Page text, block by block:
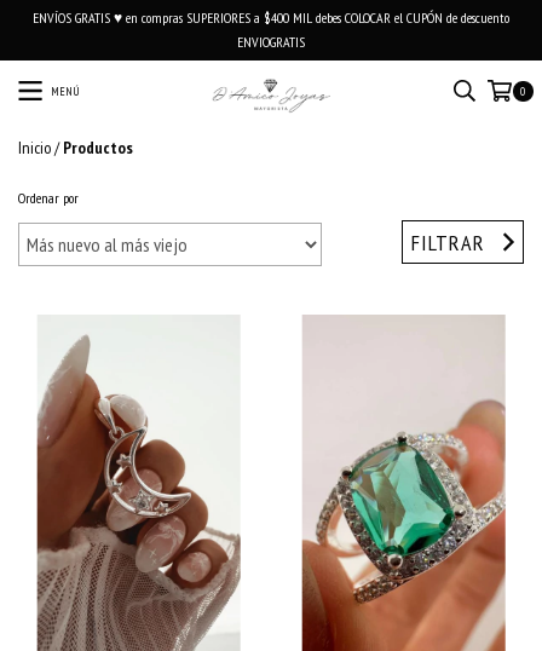
ENVÍOS GRATIS ♥ en compras SUPERIORES a $400 MIL debes COLOCAR el CUPÓN de descuento
ENVIOGRATIS
MENÚ 0
Inicio/ Productos
Ordenar por
FILTRAR